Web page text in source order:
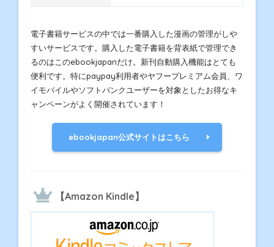
電子書籍サービスの中では一番購入した漫画の管理がしや
すいサービスです。購入した電子書籍を背表紙で管理でき
るのはこのebookjapanだけ。新刊自動購入機能はとても
便利です。特にpaypay利用者やヤフープレミアム会員、ワ
イモバイルやソフトバンクユーザーを対象としたお得なキ
ャンペーンがよく開催されています！
ebookjapan公式サイトはこちら
【Amazon Kindle】